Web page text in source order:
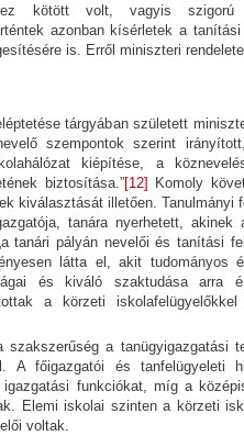
kötött volt, vagyis
azonban kísérletek a
is. Erről miniszteri
tárgyában született
szempontok szerint
kiépítése, a
biztosítása.”[12]
Komoly
kiválasztását illetően. Tanulmányi
tanára nyerhetett, akinek
tanári pályán nevelői és tanítási
látta el, akit tudományos
és kiváló szaktudása arra
a körzeti iskolafelügyelőkkel
szakszerűség a tanügyigazgatási
A főigazgatói és tanfelügyeleti
igazgatási funkciókat, míg a
Elemi iskolai szinten a körzeti
voltak.